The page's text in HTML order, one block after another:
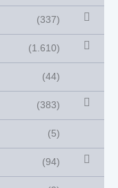
(337)
(1.610)
(44)
(383)
(5)
(94)